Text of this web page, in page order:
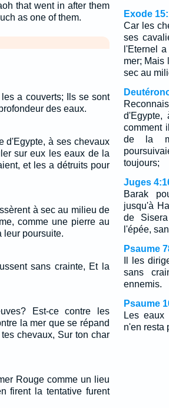
that went in after them
as one of them.
a couverts; Ils se sont
des eaux.
d'Egypte, à ses chevaux
sur eux les eaux de la
et les a détruits pour
à sec au milieu de
comme une pierre au
leur poursuite.
sans crainte, Et la
Est-ce contre les
la mer que se répand
chevaux, Sur ton char
Rouge comme un lieu
firent la tentative furent
Exode
Car les
ses
l'Eternel
mer; Mais
sec au
d'Egypte,
comment
de la
toujours;
Juges
Barak
jusqu'à
de
l'épée,
Psaume
Il les
sans
ennemis.
Psaume
Les eaux
n'en resta